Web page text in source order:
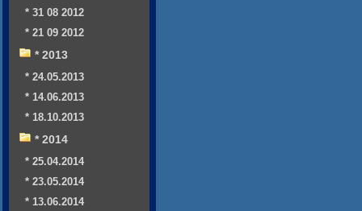
* 31 08 2012
* 21 09 2012
* 2013
* 24.05.2013
* 14.06.2013
* 18.10.2013
* 2014
* 25.04.2014
* 23.05.2014
* 13.06.2014